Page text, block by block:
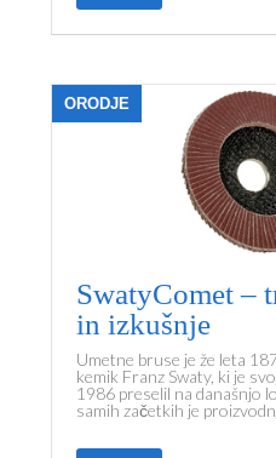
ORODJE
SwatyComet –
in izkušnje
Umetne bruse je že leta
kemik Franz Swaty, ki je
1986 preselil na današnjo
samih začetkih je